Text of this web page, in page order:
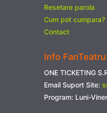
Resetare parola
Cum pot cumpara?
Contact
Info FanTeatru
ONE TICKETING
Email Suport Site:
Program: Luni-